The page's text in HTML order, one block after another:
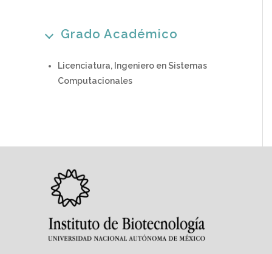
Grado Académico
Licenciatura, Ingeniero en Sistemas
Computacionales